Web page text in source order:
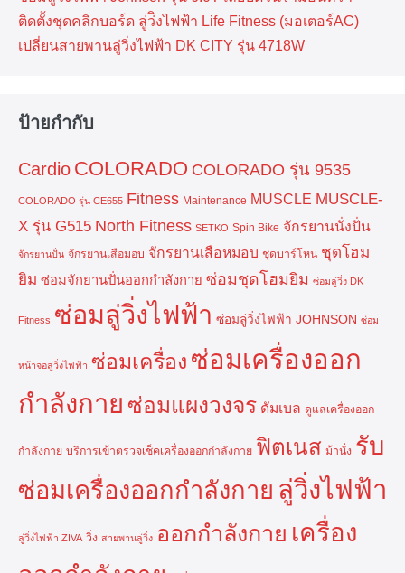
ติดตั้งชุดคลิกบอร์ด ลู่ว่ิงไฟฟ้า Life Fitness (มอเตอร์AC)
เปลี่ยนสายพานลู่วิ่งไฟฟ้า DK CITY รุ่น 4718W
ป้ายกำกับ
Cardio COLORADO COLORADO รุ่น 9535
COLORADO รุ่น CE655 Fitness Maintenance MUSCLE MUSCLE-
X รุ่น G515 North Fitness SETKO Spin Bike จักรยานนั่งปั่น
จักรยานปั่น จักรยานเสือมอบ จักรยานเสือหมอบ ชุดบาร์โหน ชุดโฮม
ยิม ซ่อมจักยานปั่นออกกำลังกาย ซ่อมชุดโฮมยิม ซ่อมลู่วิ่ง DK
Fitness ซ่อมลู่วิ่งไฟฟ้า ซ่อมลู่วิ่งไฟฟ้า JOHNSON ซ่อม
หน้าจอลู่วิ่งไฟฟ้า ซ่อมเครื่อง ซ่อมเครื่องออก
กำลังกาย ซ่อมแผงวงจร ดัมเบล ดูแลเครื่องออก
กำลังกาย บริการเข้าตรวจเช็คเครื่องออกกำลังกาย ฟิตเนส ม้านั่ง รับ
ซ่อมเครื่องออกกำลังกาย ลู่วิ่งไฟฟ้า
ลู่วิ่งไฟฟ้า ZIVA วิ่ง สายพานลู่วิ่ง ออกกำลังกาย เครื่อง